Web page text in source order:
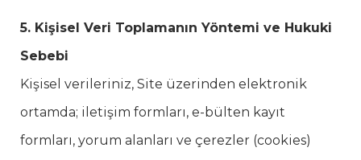
5. Kişisel Veri Toplamanın Yöntemi ve Hukuki
Sebebi
Kişisel verileriniz, Site üzerinden elektronik
ortamda; iletişim formları, e-bülten kayıt
formları, yorum alanları ve çerezler (cookies)